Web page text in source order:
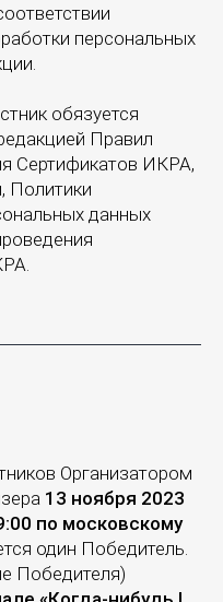
персональных
обязуется
Правил
Сертификатов ИКРА,
Политики
данных
Организатором
13 ноября 2023
по московскому
один Победитель.
Победителя)